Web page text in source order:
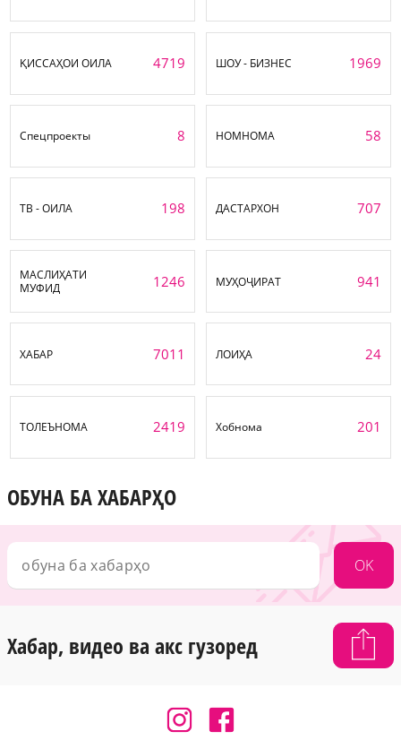
ҚИССАҲОИ ОИЛА 4719 ШОУ - БИЗНЕС 1969
Спецпроекты 8 НОМНОМА 58
ТВ - ОИЛА 198 ДАСТАРХОН 707
МАСЛИҲАТИ
МУФИД
1246 МУҲОҶИРАТ 941
ХАБАР 7011 ЛОИҲА 24
ТОЛЕЪНОМА 2419 Хобнома 201
ОБУНА БА ХАБАРҲО
OK
Хабар, видео ва акс гузоред